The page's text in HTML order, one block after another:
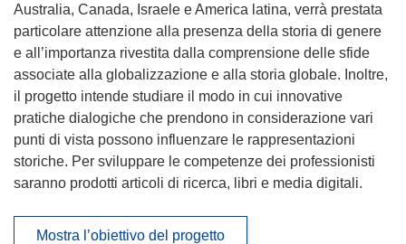
Australia, Canada, Israele e America latina, verrà prestata
particolare attenzione alla presenza della storia di genere
e all’importanza rivestita dalla comprensione delle sfide
associate alla globalizzazione e alla storia globale. Inoltre,
il progetto intende studiare il modo in cui innovative
pratiche dialogiche che prendono in considerazione vari
punti di vista possono influenzare le rappresentazioni
storiche. Per sviluppare le competenze dei professionisti
saranno prodotti articoli di ricerca, libri e media digitali.
Mostra l’obiettivo del progetto